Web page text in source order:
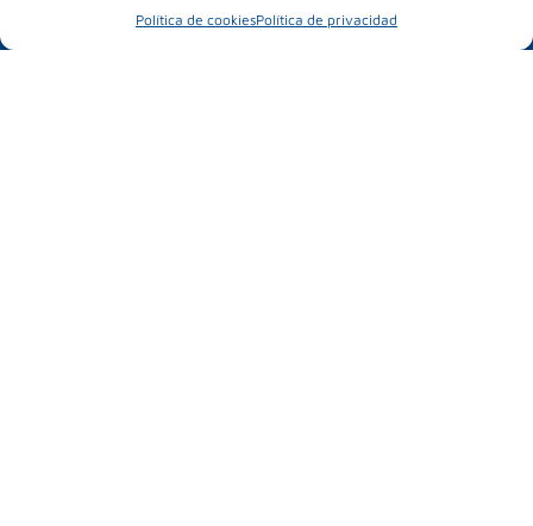
Política de cookiesPolítica de privacidad